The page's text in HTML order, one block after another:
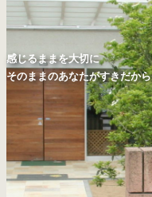
感じるままを大切に
そのままのあなたがすきだから